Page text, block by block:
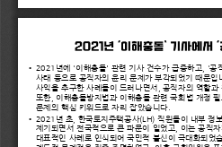
• 2021 년에 '이해충돌' 관련 기사 건수가 급증하고 , '공
사태 등으로 공직자의 윤리 문제가 부각되었기 때문입
사익을 추구한 사례들이 드러나면서 공직자의 역할과
또한, 이해충돌방지법과 이해충돌 관련 국회법 개정 필
문제의 핵심 키워드로 자리 잡았습니다.
• 2021 년 초 한국토지주택공사(LH) 직원들이 내부 정
제기되면서 전국적으로 큰 파문이 일었고 이는 공직자
대표적인 사례로 인식되어 국민적 불신이 극대화되었